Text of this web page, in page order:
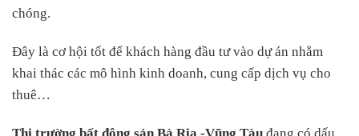
chóng.
Đây là cơ hội tốt để khách hàng đầu tư vào dự án nhằm
khai thác các mô hình kinh doanh, cung cấp dịch vụ cho
thuê…
Thị trường bất động sản Bà Rịa -Vũng Tàu đang có dấu